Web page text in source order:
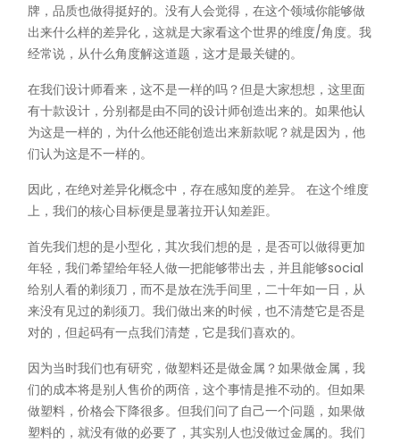
牌，品质也做得挺好的。没有人会觉得，在这个领域你能够做
出来什么样的差异化，这就是大家看这个世界的维度/角度。我
经常说，从什么角度解这道题，这才是最关键的。
在我们设计师看来，这不是一样的吗？但是大家想想，这里面
有十款设计，分别都是由不同的设计师创造出来的。如果他认
为这是一样的，为什么他还能创造出来新款呢？就是因为，他
们认为这是不一样的。
因此，在绝对差异化概念中，存在感知度的差异。 在这个维度
上，我们的核心目标便是显著拉开认知差距。
首先我们想的是小型化，其次我们想的是，是否可以做得更加
年轻，我们希望给年轻人做一把能够带出去，并且能够social
给别人看的剃须刀，而不是放在洗手间里，二十年如一日，从
来没有见过的剃须刀。我们做出来的时候，也不清楚它是否是
对的，但起码有一点我们清楚，它是我们喜欢的。
因为当时我们也有研究，做塑料还是做金属？如果做金属，我
们的成本将是别人售价的两倍，这个事情是推不动的。但如果
做塑料，价格会下降很多。但我们问了自己一个问题，如果做
塑料的，就没有做的必要了，其实别人也没做过金属的。我们